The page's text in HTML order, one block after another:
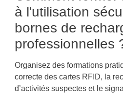
à l'utilisation
bornes de
professionnelles
Organisez des formations
correcte des cartes RFID, la
d’activités suspectes et le